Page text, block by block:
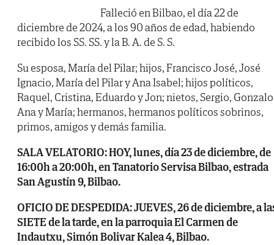
Falleció en Bilbao, el día 22 de
diciembre de 2024, a los 90 años de edad, habiendo
recibido los SS. SS. y la B. A. de S. S.
Su esposa, María del Pilar; hijos, Francisco José, José
Ignacio, María del Pilar y Ana Isabel; hijos políticos,
Raquel, Cristina, Eduardo y Jon; nietos, Sergio,
Ana y María; hermanos, hermanos políticos sobrinos,
primos, amigos y demás familia.
SALA VELATORIO: HOY, lunes, día 23 de diciembre, de
16:00h a 20:00h, en Tanatorio Servisa Bilbao, estrada
San Agustín 9, Bilbao.
OFICIO DE DESPEDIDA: JUEVES, 26 de diciembre, a
SIETE de la tarde, en la parroquia El Carmen de
Indautxu, Simón Bolivar Kalea 4, Bilbao.